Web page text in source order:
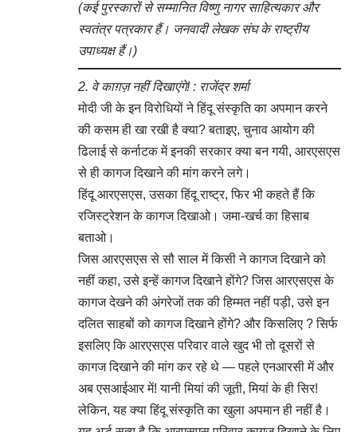
(कई पुरस्कारों से सम्मानित विष्णु नागर साहित्यकार और
स्वतंत्र पत्रकार हैं। जनवादी लेखक संघ के राष्ट्रीय
उपाध्यक्ष हैं।)
2. वे काग़ज़ नहीं दिखाएंगे! : राजेंद्र शर्मा
मोदी जी के इन विरोधियों ने हिंदू संस्कृति का अपमान करने
की कसम ही खा रखी है क्या? बताइए, चुनाव आयोग की
ढिलाई से कर्नाटक में इनकी सरकार क्या बन गयी, आरएसएस
से ही कागज दिखाने की मांग करने लगे।
हिंदू आरएसएस, उसका हिंदू राष्ट्र, फिर भी कहते हैं कि
रजिस्ट्रेशन के कागज दिखाओ। जमा-खर्च का हिसाब
बताओ।
जिस आरएसएस से सौ साल में किसी ने कागज दिखाने को
नहीं कहा, उसे इन्हें कागज दिखाने होंगे? जिस आरएसएस के
कागज देखने की अंगरेजों तक की हिम्मत नहीं पड़ी, उसे इन
दलित साहबों को कागज दिखाने होंगे? और किसलिए ? सिर्फ
इसलिए कि आरएसएस परिवार वाले खुद भी तो दूसरों से
कागज दिखाने की मांग कर रहे थे — पहले एनआरसी में और
अब एसआईआर में! यानी मियां की जूती, मियां के ही सिर!
लेकिन, यह क्या हिंदू संस्कृति का खुला अपमान ही नहीं है।